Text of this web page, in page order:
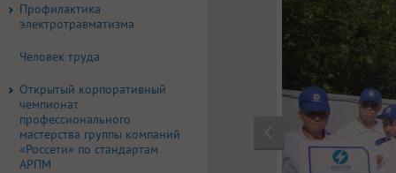
Профилактика
электротравматизма
Человек труда
Открытый корпоративный
чемпионат
профессионального
мастерства группы компаний
«Россети» по стандартам
АРПМ